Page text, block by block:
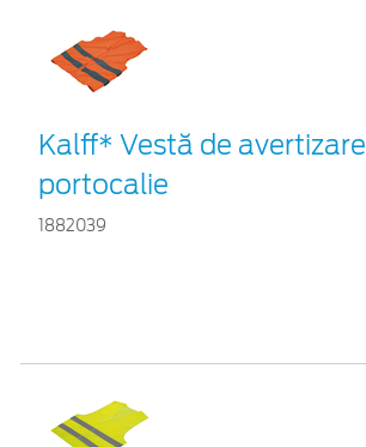
Kalff* Vestă de avertizare
portocalie
1882039